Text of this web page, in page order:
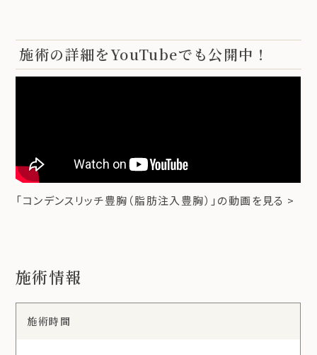
施術の詳細をYouTubeでも公開中！
「コンデンスリッチ豊胸（脂肪注入豊胸）」の動画を見る >
施術情報
施術時間